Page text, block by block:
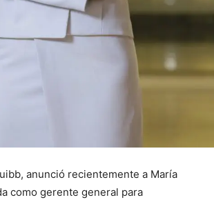
anunció recientemente a María
como gerente general para